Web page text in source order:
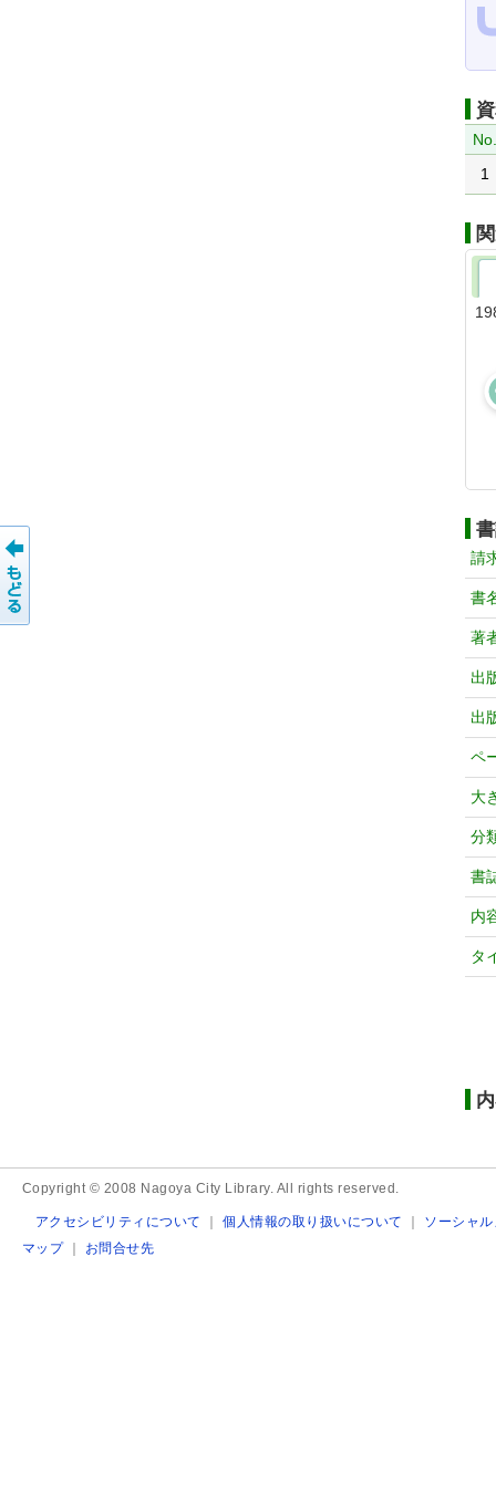
1
請
書
著
出
出
ペ
大
分
書
内
タ
Copyright © 2008 Nagoya City Library. All rights reserved.
アクセシビリティについて ｜個人情報の取り扱いについて ｜ ソーシャ
マップ｜ お問合せ先